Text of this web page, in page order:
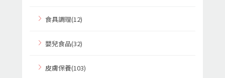
食具調理(12)
嬰兒食品(32)
皮膚保養(103)